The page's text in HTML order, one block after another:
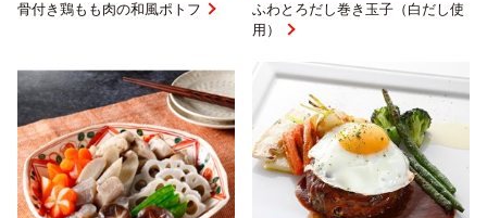
骨付き鶏もも肉の和風ポトフ
ふわとろだし巻き玉子（白だし使
用）